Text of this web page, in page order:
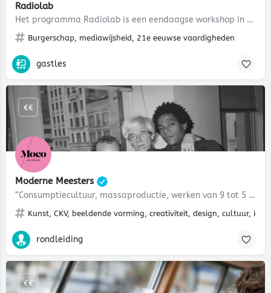
Radiolab
Het programma Radiolab is een eendaagse workshop in de OBA waarbij leerlingen onderzoek doen naar een…
Burgerschap, mediawijsheid, 21e eeuwse vaardigheden
gastles
Moderne Meesters
“Consumptiecultuur, massaproductie, werken van 9 tot 5 - dit was Amerika. MoCo Modern Masters pakte dit…
Kunst, CKV, beeldende vorming, creativiteit, design, cultuur,
€€
rondleiding
€€